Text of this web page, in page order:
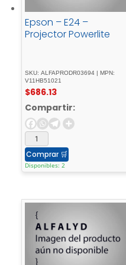
Epson – E24 –
Projector Powerlite
SKU: ALFAPRODR03694 | MPN:
V11HB51021
$686.13
Compartir:
Comprar 🛒
Disponibles: 2